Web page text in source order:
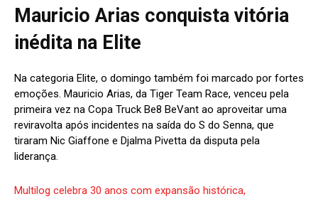
Mauricio Arias conquista vitória
inédita na Elite
Na categoria Elite, o domingo também foi marcado por fortes
emoções. Mauricio Arias, da Tiger Team Race, venceu pela
primeira vez na Copa Truck Be8 BeVant ao aproveitar uma
reviravolta após incidentes na saída do S do Senna, que
tiraram Nic Giaffone e Djalma Pivetta da disputa pela
liderança.
Multilog celebra 30 anos com expansão histórica,